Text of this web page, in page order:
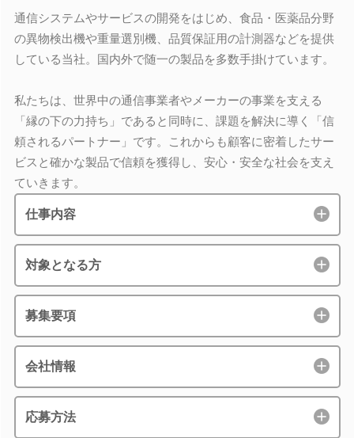
通信システムやサービスの開発をはじめ、食品・医薬品分野
の異物検出機や重量選別機、品質保証用の計測器などを提供
している当社。国内外で随一の製品を多数手掛けています。
私たちは、世界中の通信事業者やメーカーの事業を支える
「縁の下の力持ち」であると同時に、課題を解決に導く「信
頼されるパートナー」です。これからも顧客に密着したサー
ビスと確かな製品で信頼を獲得し、安心・安全な社会を支え
ていきます。
仕事内容
対象となる方
募集要項
会社情報
応募方法